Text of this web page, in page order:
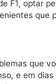
F1, optar
que
que
e em